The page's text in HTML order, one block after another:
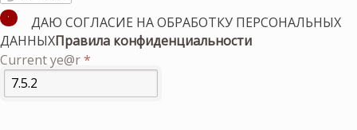
ДАЮ СОГЛАСИЕ НА ОБРАБОТКУ ПЕРСОНАЛЬНЫХ
ДАННЫХПравила конфиденциальности
Current ye@r*